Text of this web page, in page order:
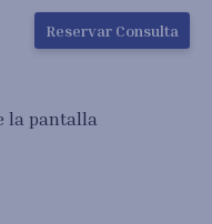
la pantalla
Reservar Consulta
la pantalla